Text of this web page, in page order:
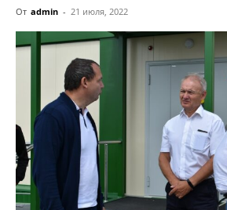
От admin - 21 июля, 2022